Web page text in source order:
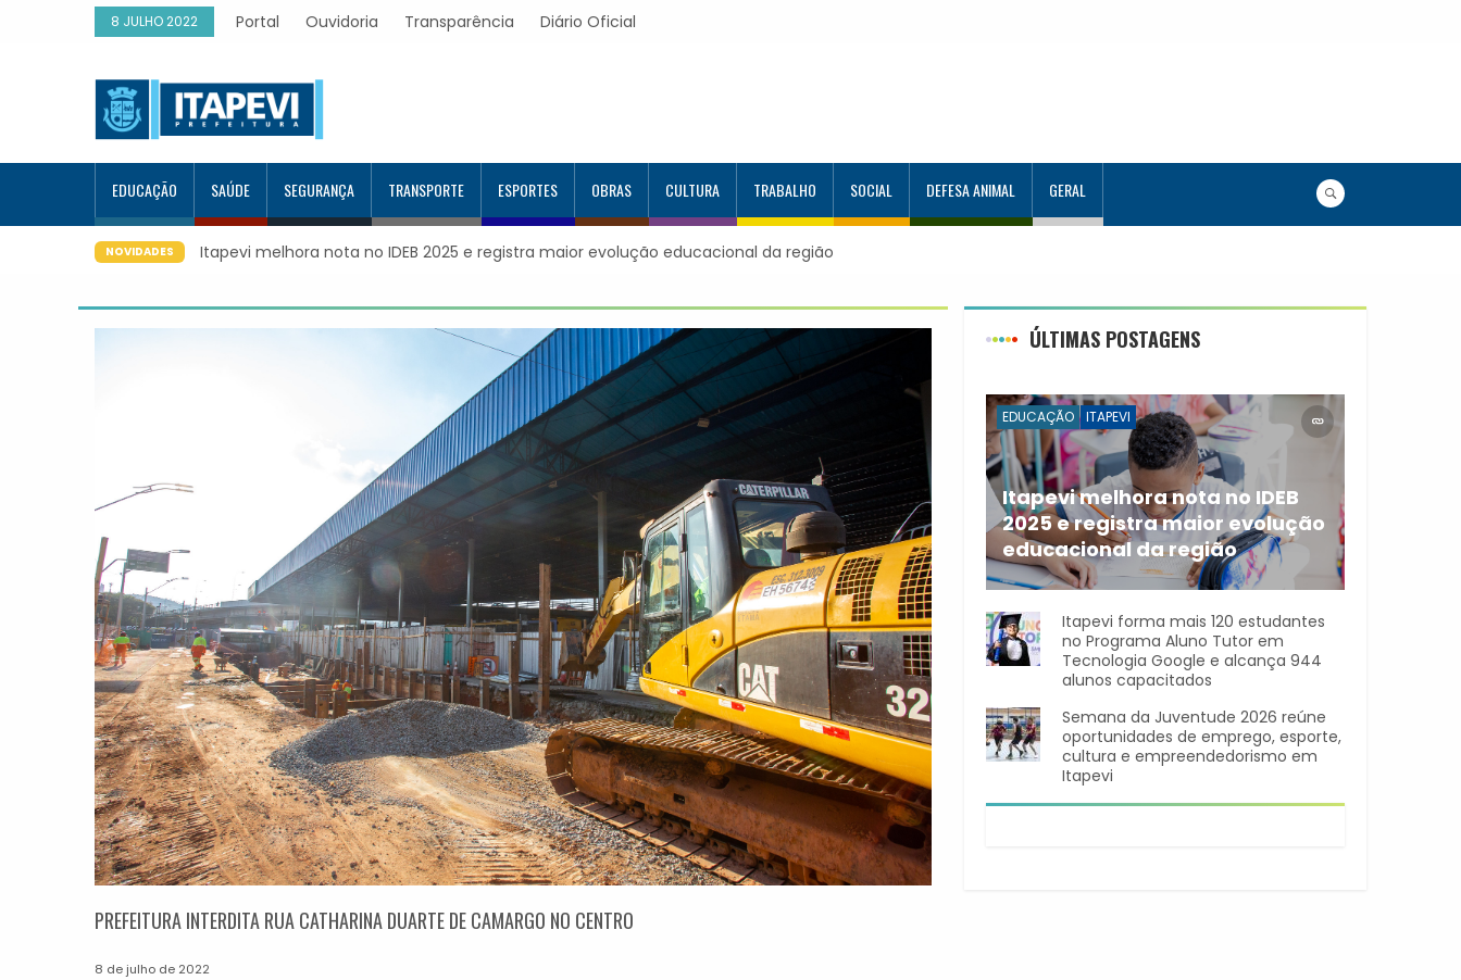
8 JULHO 2022 Portal Ouvidoria Transparência Diário Oficial
EDUCAÇÃO SAÚDE SEGURANÇA TRANSPORTE ESPORTES OBRAS CULTURA TRABALHO SOCIAL DEFESA ANIMAL GERAL
NOVIDADES
melhora nota no IDEB 2025 e registra maior evolução educacional da regiãoItapevi forma mais 120 estudantes no Programa Aluno Tutor em Tecnologia
PREFEITURA INTERDITA RUA CATHARINA DUARTE DE CAMARGO NO CENTRO
8 de julho de 2022
ÚLTIMAS POSTAGENS
EDUCAÇÃO ITAPEVI
Itapevi melhora nota no IDEB
2025 e registra maior evolução
educacional da região
A rede municipal de ensino
Itapevi forma mais 120 estudantes
no Programa Aluno Tutor em
Tecnologia Google e alcança 944
alunos capacitados
Semana da Juventude 2026 reúne
oportunidades de emprego, esporte,
cultura e empreendedorismo em
Itapevi